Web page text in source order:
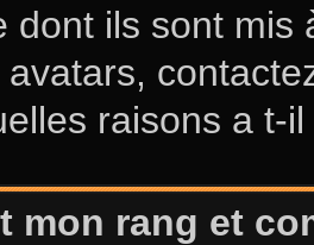
dont ils sont mis
raisons a t-
mon rang et